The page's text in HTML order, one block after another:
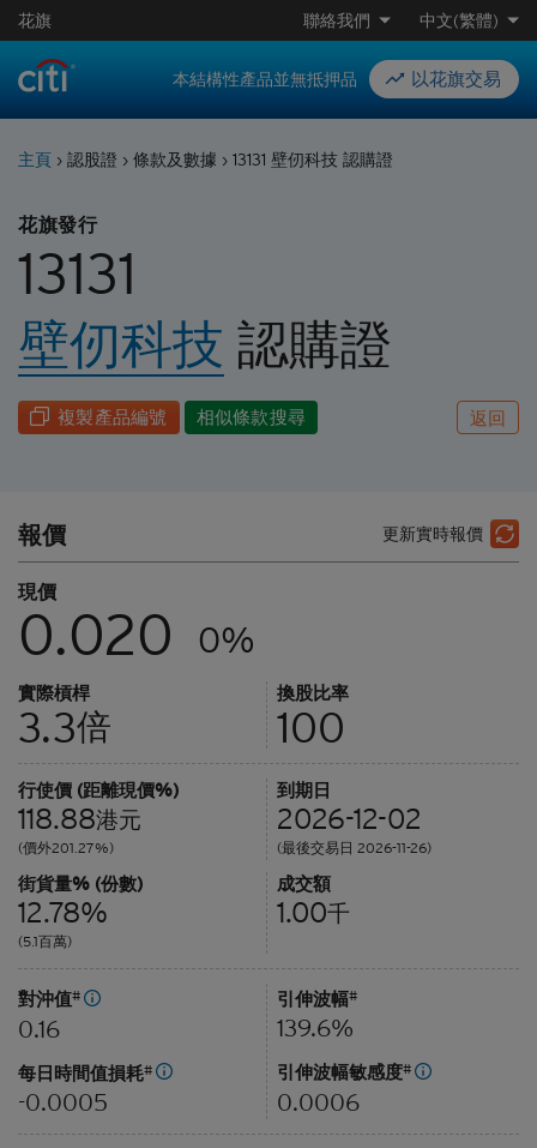
花旗 聯絡我們 中文(繁體)
本結構性產品並無抵押品 以花旗交易
主頁 › 認股證 › 條款及數據 › 13131 壁仞科技 認購證
花旗發行
13131
壁仞科技 認購證
複製產品編號 相似條款搜尋 返回
更新實時報價
報價
現價
0.020 0%
實際槓桿
3.3倍
換股比率
100
行使價 (距離現價%)
118.88港元
(價外201.27%)
到期日
2026-12-02
(最後交易日 2026-11-26)
街貨量% (份數)
12.78%
(5.1百萬)
成交額
1.00千
對沖值#
0.16
每日時間值損耗#
-0.0005
引伸波幅#
139.6%
引伸波幅敏感度#
0.0006